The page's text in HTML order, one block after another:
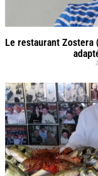
Le restaurant Zostera